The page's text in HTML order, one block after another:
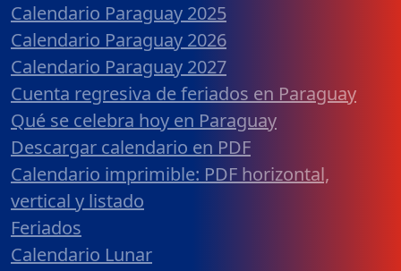
Calendario Paraguay 2025
Calendario Paraguay 2026
Calendario Paraguay 2027
Cuenta regresiva de feriados en Paraguay
Qué se celebra hoy en Paraguay
Descargar calendario en PDF
Calendario imprimible: PDF horizontal,
vertical y listado
Feriados
Calendario Lunar